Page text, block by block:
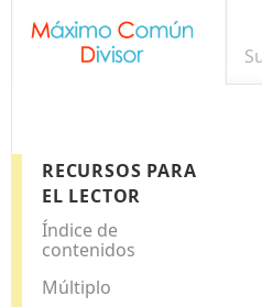
RECURSOS PARA
EL LECTOR
Índice de
contenidos
Múltiplo